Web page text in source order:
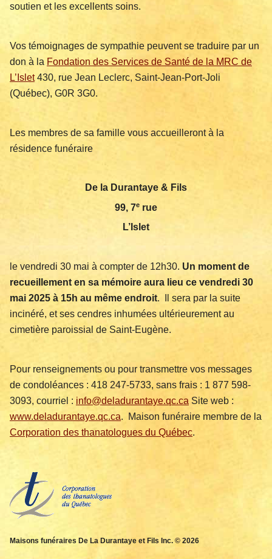
soutien et les excellents soins.
Vos témoignages de sympathie peuvent se traduire par un
don à la Fondation des Services de Santé de la MRC de
L’Islet430, rue Jean Leclerc, Saint-Jean-Port-Joli
(Québec), G0R 3G0.
Les membres de sa famille vous accueilleront à la
résidence funéraire
De la Durantaye & Fils
99, 7e rue
L’Islet
le vendredi 30 mai à compter de 12h30. Un moment de
recueillement en sa mémoire aura lieu ce vendredi 30
mai 2025 à 15h au même endroit. Il sera par la suite
incinéré, et ses cendres inhumées ultérieurement au
cimetière paroissial de Saint-Eugène.
Pour renseignements ou pour transmettre vos messages
de condoléances : 418 247-5733, sans frais : 1 877 598-
3093, courriel : info@deladurantaye.qc.ca Site web :
www.deladurantaye.qc.ca. Maison funéraire membre de la
Corporation des thanatologues du Québec.
Maisons funéraires De La Durantaye et Fils Inc. © 2026